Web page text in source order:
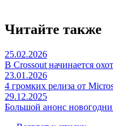
Читайте также
25.02.2026
В Crossout начинается
23.01.2026
4 громких релиза от
29.12.2025
Большой анонс